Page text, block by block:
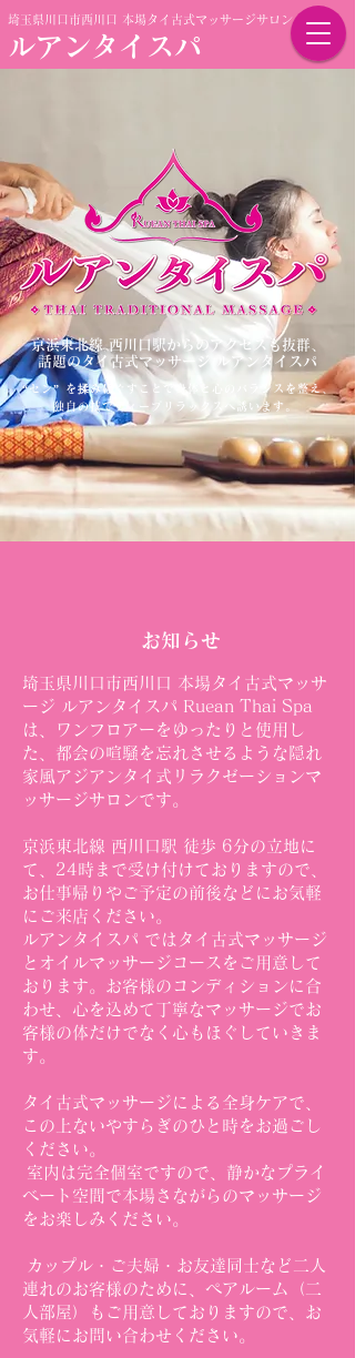
埼玉県川口市西川口 本場タイ古式マッサージサロン
ルアンタイスパ
京浜東北線 西川口駅からのアクセスも抜群、
話題のタイ古式マッサージ ルアンタイスパ
“セン” を揉みほぐすことで身体と心のバランスを整え、
独自の技でディープリラックスへ誘います。
お知らせ
埼玉県川口市西川口 本場タイ古式マッサ
ージ ルアンタイスパ Ruean Thai Spa
は、ワンフロアーをゆったりと使用し
た、都会の喧騒を忘れさせるような隠れ
家風アジアンタイ式リラクゼーションマ
ッサージサロンです。
京浜東北線 西川口駅 徒歩 6分の立地に
て、24時まで受け付けておりますので、
お仕事帰りやご予定の前後などにお気軽
にご来店ください。
ルアンタイスパ ではタイ古式マッサージ
とオイルマッサージコースをご用意して
おります。お客様のコンディションに合
わせ、心を込めて丁寧なマッサージでお
客様の体だけでなく心もほぐしていきま
す。
タイ古式マッサージによる全身ケアで、
この上ないやすらぎのひと時をお過ごし
ください。
室内は完全個室ですので、静かなプライ
ベート空間で本場さながらのマッサージ
をお楽しみください。
カップル・ご夫婦・お友達同士など二人
連れのお客様のために、ペアルーム（二
人部屋）もご用意しておりますので、お
気軽にお問い合わせください。